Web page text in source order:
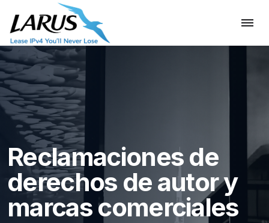
Reclamaciones de
derechos de autor y
marcas comerciales